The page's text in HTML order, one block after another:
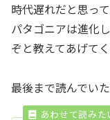
時代遅れだと思っ
パタゴニアは進化
ぞと教えてあげて
最後まで読んでい